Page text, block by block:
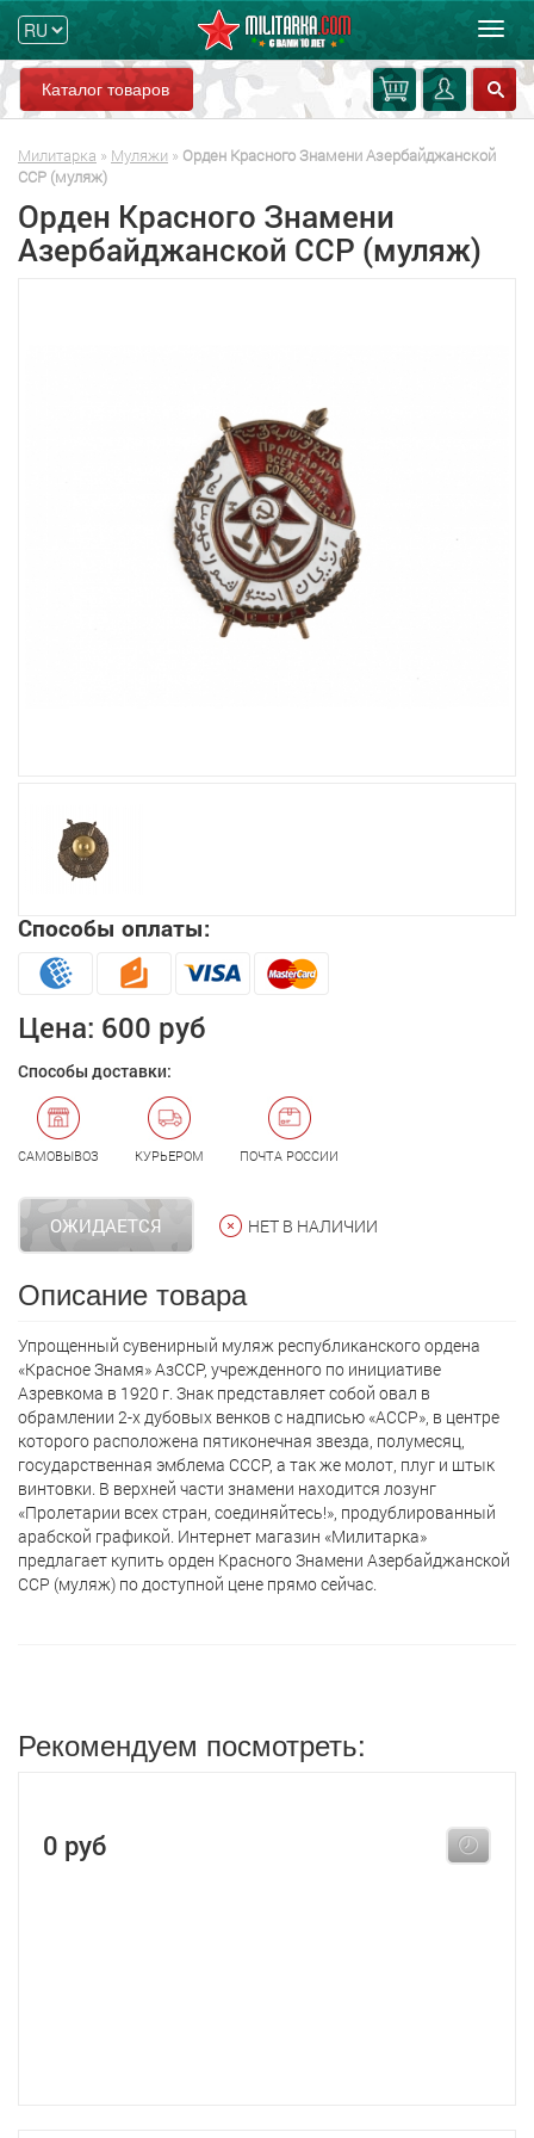
Каталог товаров
Милитарка » Муляжи » Орден Красного Знамени Азербайджанской
ССР (муляж)
Орден Красного Знамени
Азербайджанской ССР (муляж)
Способы оплаты:
Цена: 600 руб
Способы доставки:
САМОВЫВОЗ КУРЬЕРОМ ПОЧТА РОССИИ
ОЖИДАЕТСЯ НЕТ В НАЛИЧИИ
Описание товара
Упрощенный сувенирный муляж республиканского ордена
«Красное Знамя» АзССР, учрежденного по инициативе
Азревкома в 1920 г. Знак представляет собой овал в
обрамлении 2-х дубовых венков с надписью «АССР», в центре
которого расположена пятиконечная звезда, полумесяц,
государственная эмблема СССР, а так же молот, плуг и штык
винтовки. В верхней части знамени находится лозунг
«Пролетарии всех стран, соединяйтесь!», продублированный
арабской графикой. Интернет магазин «Милитарка»
предлагает кyпить орден Красного Знамени Азербайджанской
ССР (муляж) по доступной цене прямо сейчас.
Рекомендуем посмотреть:
0 руб